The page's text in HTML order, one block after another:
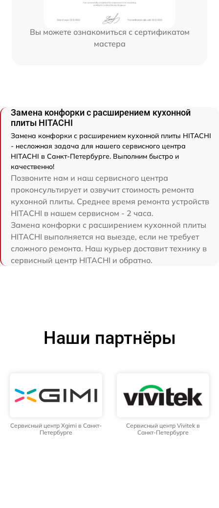
Вы можете ознакомиться с сертификатом
мастера
Замена конфорки с расширением кухонной
плиты HITACHI
Замена конфорки с расширением кухонной плиты HITACHI
- несложная задача для нашего сервисного центра
HITACHI в Санкт-Петербурге. Выполним быстро и
качественно!
Позвоните нам и наш сервисного центра
проконсультирует и озвучит стоимость ремонта
кухонной плиты. Среднее время ремонта устройств
HITACHI в нашем сервисном - 2 часа.
Замена конфорки с расширением кухонной плиты
HITACHI выполняется на выезде, если не требует
сложного ремонта. Наш курьер доставит технику в
сервисный центр HITACHI и обратно.
Наши партнёры
Сервисный центр Xgimi в Санкт-
Петербурге
Сервисный центр Vivitek в
Санкт-Петербурге